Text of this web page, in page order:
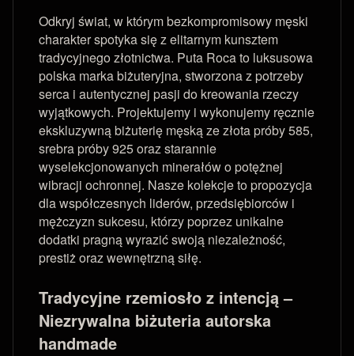
Odkryj świat, w którym bezkompromisowy męski
charakter spotyka się z elitarnym kunsztem
tradycyjnego złotnictwa. Puta Roca to luksusowa
polska marka biżuteryjna, stworzona z potrzeby
serca i autentycznej pasji do kreowania rzeczy
wyjątkowych. Projektujemy i wykonujemy ręcznie
ekskluzywną biżuterię męską ze złota próby 585,
srebra próby 925 oraz starannie
wyselekcjonowanych minerałów o potężnej
wibracji ochronnej. Nasze kolekcje to propozycja
dla współczesnych liderów, przedsiębiorców i
mężczyzn sukcesu, którzy poprzez unikalne
dodatki pragną wyrazić swoją niezależność,
prestiż oraz wewnętrzną siłę.
Tradycyjne rzemiosło z intencją –
Niezrywalna biżuteria autorska
handmade